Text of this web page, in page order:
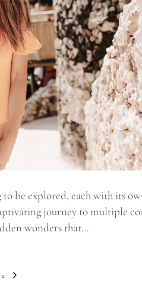
be explored, each with its
journey to multiple
wonders that…